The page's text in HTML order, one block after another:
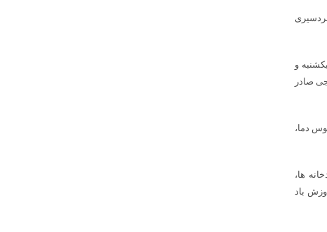
و
صادر
دما،
ها،
باد